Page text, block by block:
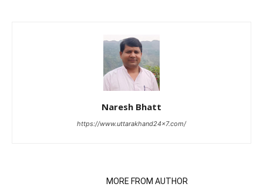
Naresh Bhatt
https://www.uttarakhand24x7.com/
MORE FROM AUTHOR